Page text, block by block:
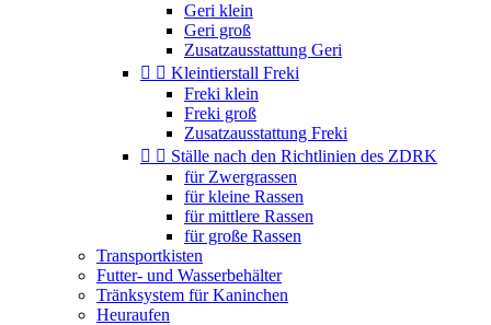
Geri klein
Geri groß
Zusatzausstattung Geri
  Kleintierstall Freki
Freki klein
Freki groß
Zusatzausstattung Freki
  Ställe nach den Richtlinien des ZDRK
für Zwergrassen
für kleine Rassen
für mittlere Rassen
für große Rassen
Transportkisten
Futter- und Wasserbehälter
Tränksystem für Kaninchen
Heuraufen